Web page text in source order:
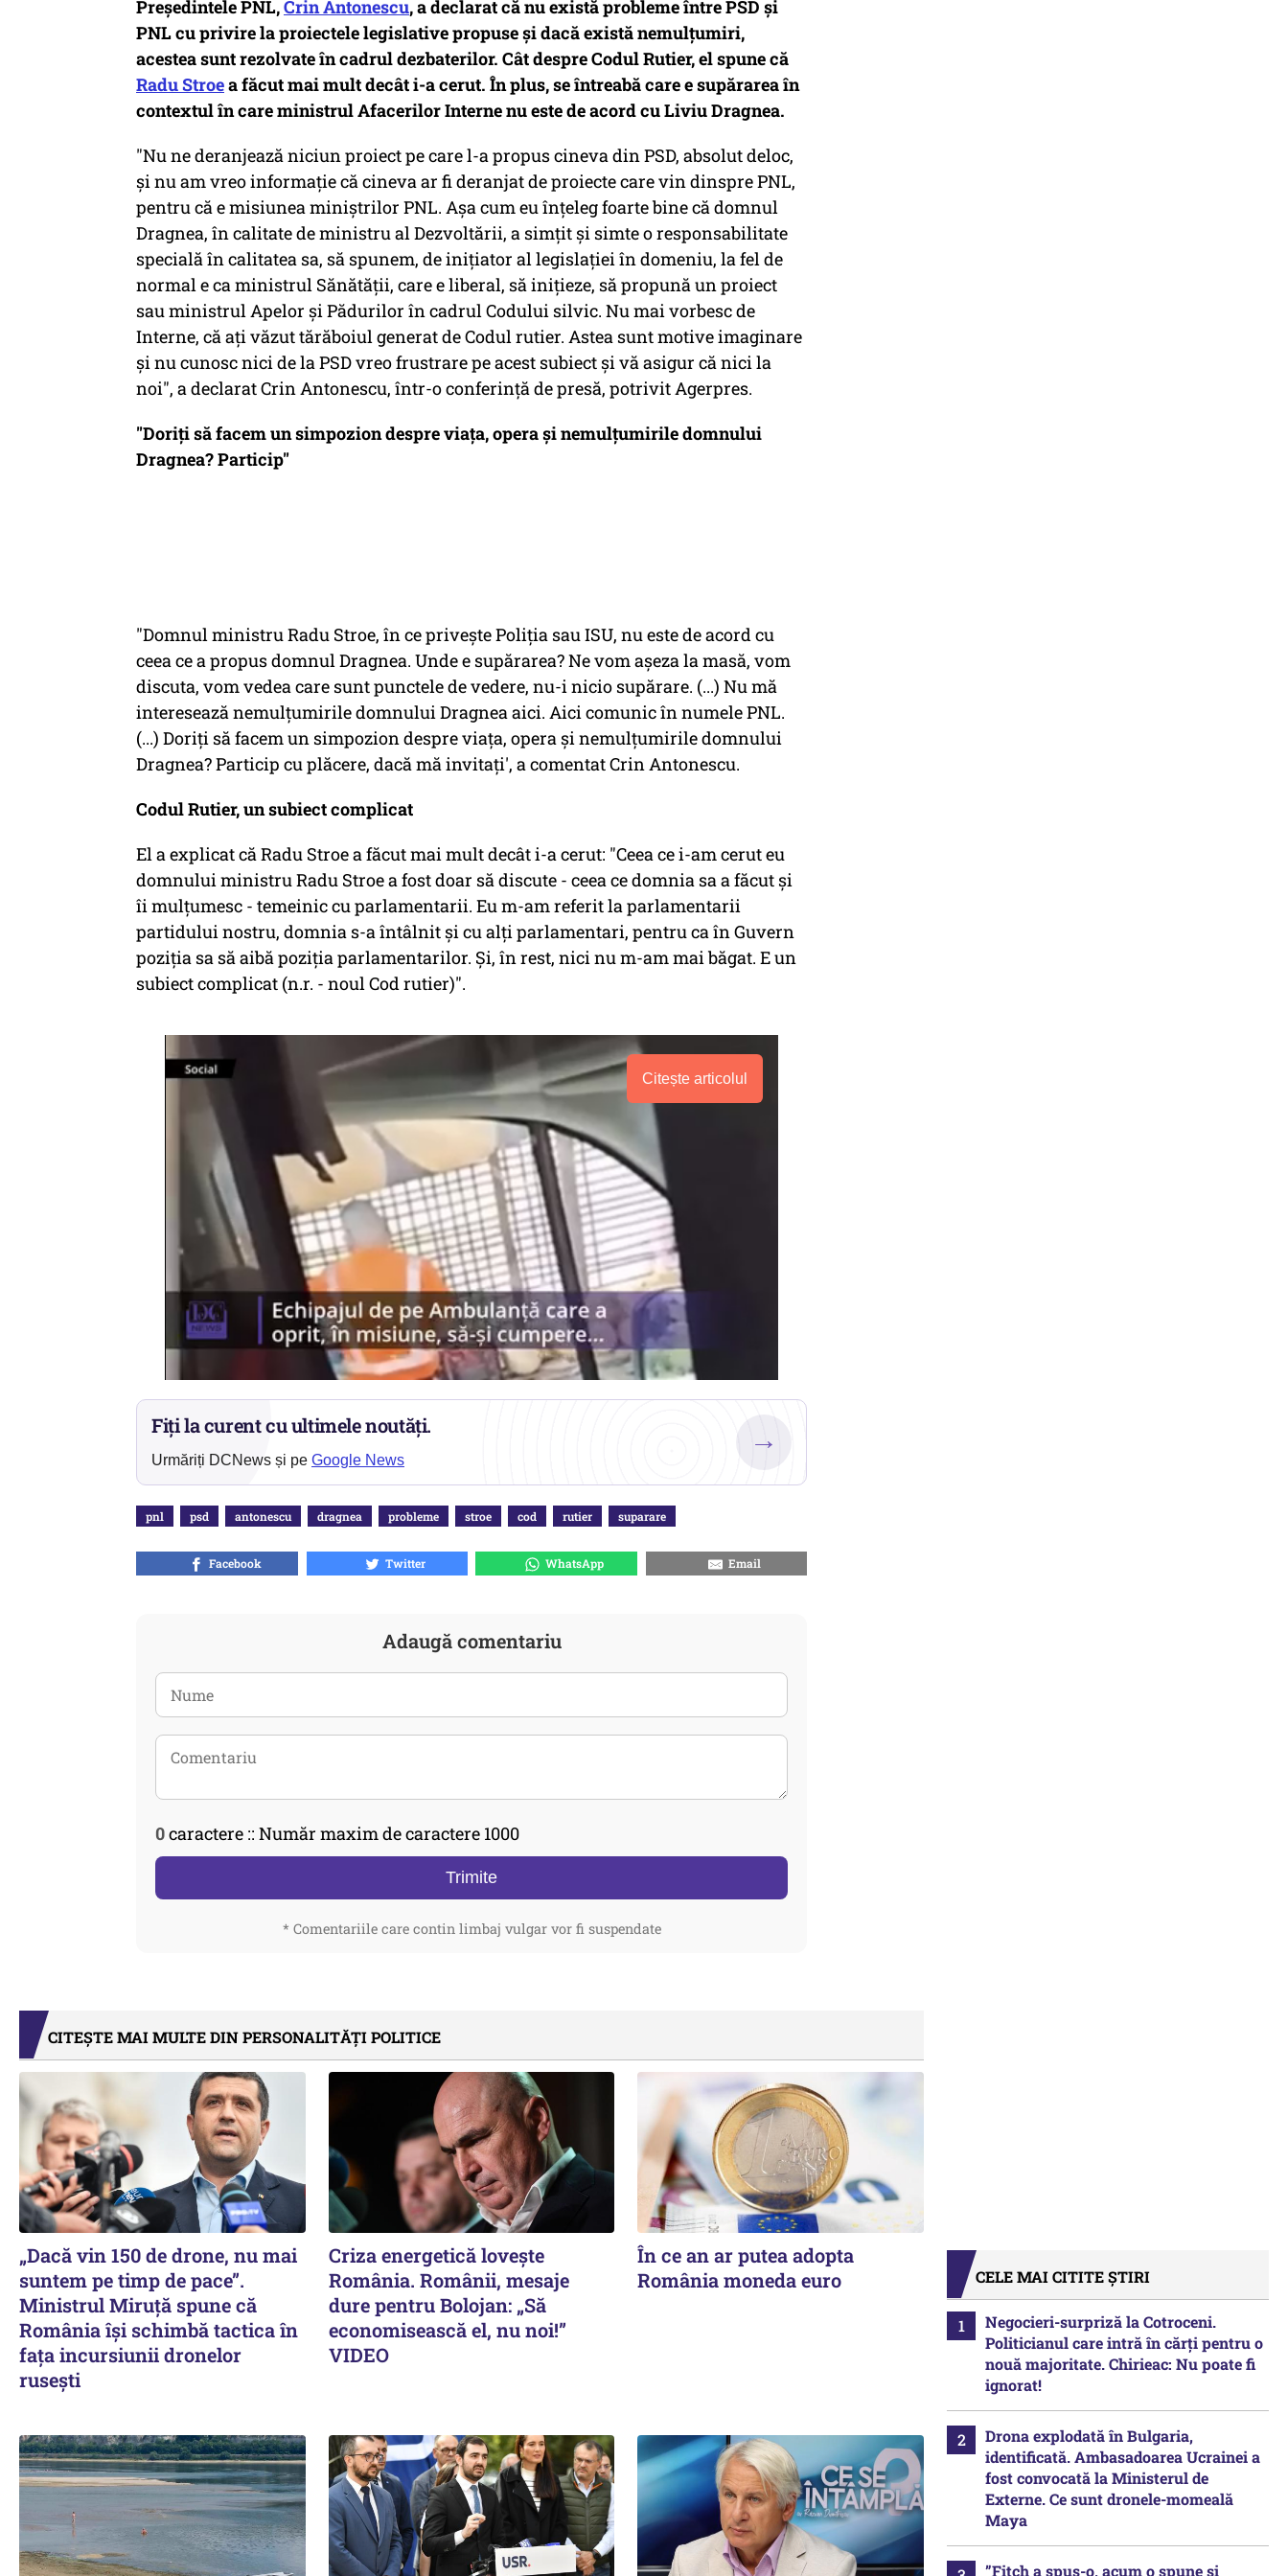
Președintele PNL,Crin Antonescu, a declarat că nu există probleme între PSD și
PNL cu privire la proiectele legislative propuse și dacă există nemulțumiri,
acestea sunt rezolvate în cadrul dezbaterilor. Cât despre Codul Rutier, el spune că
Radu Stroea făcut mai mult decât i-a cerut. În plus, se întreabă care e supărarea în
contextul în care ministrul Afacerilor Interne nu este de acord cu Liviu Dragnea.
"Nu ne deranjează niciun proiect pe care l-a propus cineva din PSD, absolut deloc,
şi nu am vreo informaţie că cineva ar fi deranjat de proiecte care vin dinspre PNL,
pentru că e misiunea miniştrilor PNL. Aşa cum eu înţeleg foarte bine că domnul
Dragnea, în calitate de ministru al Dezvoltării, a simţit şi simte o responsabilitate
specială în calitatea sa, să spunem, de iniţiator al legislaţiei în domeniu, la fel de
normal e ca ministrul Sănătăţii, care e liberal, să iniţieze, să propună un proiect
sau ministrul Apelor şi Pădurilor în cadrul Codului silvic. Nu mai vorbesc de
Interne, că aţi văzut tărăboiul generat de Codul rutier. Astea sunt motive imaginare
şi nu cunosc nici de la PSD vreo frustrare pe acest subiect şi vă asigur că nici la
noi", a declarat Crin Antonescu, într-o conferinţă de presă, potrivit Agerpres.
"Doriţi să facem un simpozion despre viaţa, opera şi nemulţumirile domnului
Dragnea? Particip"
"Domnul ministru Radu Stroe, în ce priveşte Poliţia sau ISU, nu este de acord cu
ceea ce a propus domnul Dragnea. Unde e supărarea? Ne vom aşeza la masă, vom
discuta, vom vedea care sunt punctele de vedere, nu-i nicio supărare. (...) Nu mă
interesează nemulţumirile domnului Dragnea aici. Aici comunic în numele PNL.
(...) Doriţi să facem un simpozion despre viaţa, opera şi nemulţumirile domnului
Dragnea? Particip cu plăcere, dacă mă invitaţi', a comentat Crin Antonescu.
Codul Rutier, un subiect complicat
El a explicat că Radu Stroe a făcut mai mult decât i-a cerut: "Ceea ce i-am cerut eu
domnului ministru Radu Stroe a fost doar să discute - ceea ce domnia sa a făcut şi
îi mulţumesc - temeinic cu parlamentarii. Eu m-am referit la parlamentarii
partidului nostru, domnia s-a întâlnit şi cu alţi parlamentari, pentru ca în Guvern
poziţia sa să aibă poziţia parlamentarilor. Şi, în rest, nici nu m-am mai băgat. E un
subiect complicat (n.r. - noul Cod rutier)".
Citește articolul
Fiți la curent cu ultimele noutăți.
Urmăriți DCNews și pe Google News
→
pnl psd antonescu dragnea probleme stroe cod rutier suparare
Facebook Twitter WhatsApp Email
Adaugă comentariu
0caractere :: Număr maxim de caractere 1000
Trimite
* Comentariile care contin limbaj vulgar vor fi suspendate
CITEȘTE MAI MULTE DIN PERSONALITĂȚI POLITICE
„Dacă vin 150 de drone, nu mai
suntem pe timp de pace”.
Ministrul Miruţă spune că
România își schimbă tactica în
fața incursiunii dronelor
rusești
Criza energetică lovește
România. Românii, mesaje
dure pentru Bolojan: „Să
economisească el, nu noi!”
VIDEO
În ce an ar putea adopta
România moneda euro
CELE MAI CITITE ȘTIRI
Negocieri-surpriză la Cotroceni.
Politicianul care intră în cărți pentru o
nouă majoritate. Chirieac: Nu poate fi
ignorat!
Drona explodată în Bulgaria,
identificată. Ambasadoarea Ucrainei a
fost convocată la Ministerul de
Externe. Ce sunt dronele-momeală
Maya
”Fitch a spus-o, acum o spune și